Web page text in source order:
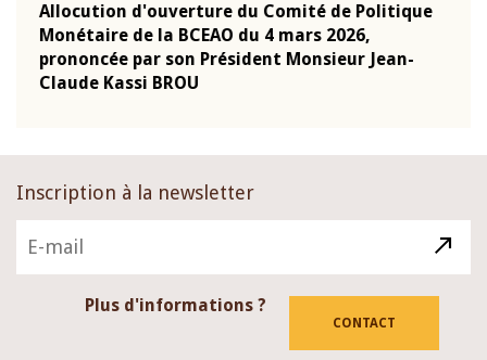
Allocution d'ouverture du Comité de Politique
Monétaire de la BCEAO du 4 mars 2026,
prononcée par son Président Monsieur Jean-
Claude Kassi BROU
Inscription à la newsletter
Plus d'informations ?
CONTACT